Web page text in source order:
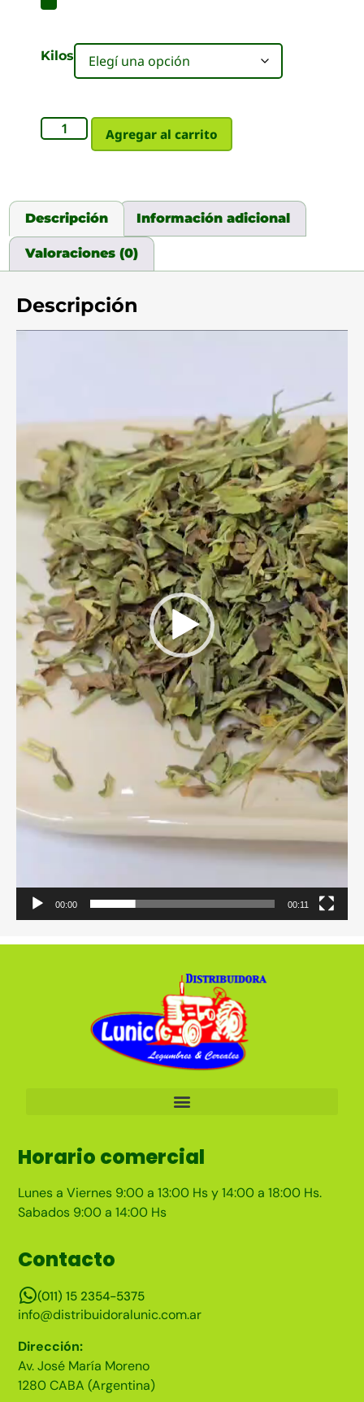
Kilos
Agregar al carrito
Descripción Información adicional
Valoraciones (0)
Descripción
00:00 00:11
Horario comercial
Lunes a Viernes 9:00 a 13:00 Hs y 14:00 a 18:00 Hs.
Sabados 9:00 a 14:00 Hs
Contacto
(011) 15 2354-5375
info@distribuidoralunic.com.ar
Dirección:
Av. José María Moreno
1280 CABA (Argentina)